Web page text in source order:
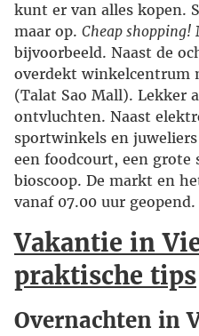
kunt er van alles kopen.
maar op. Cheap shopping!
bijvoorbeeld. Naast de
overdekt winkelcentrum
(Talat Sao Mall). Lekker
ontvluchten. Naast
sportwinkels en
een foodcourt, een grote
bioscoop. De markt en
vanaf 07.00 uur geopend.
Vakantie in
praktische tips
Overnachten in